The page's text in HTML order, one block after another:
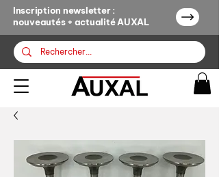
Inscription newsletter :
nouveautés + actualité AUXAL